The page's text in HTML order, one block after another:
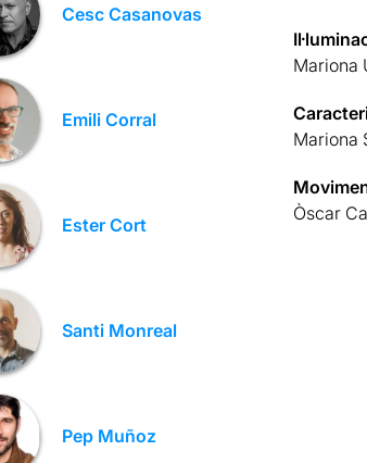
Cesc Casanovas
Emili Corral
Ester Cort
Santi Monreal
Pep Muñoz
Mariona
Mariona
Òscar